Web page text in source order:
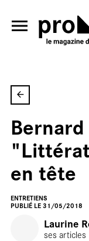
en tête
ENTRETIENS
PUBLIÉ LE 31/05/2018
Laurine
ses articles